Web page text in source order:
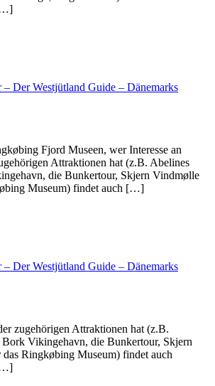
Der Westjütland Guide – Dänemarks
Fjord Museen, wer Interesse an
Attraktionen hat (z.B. Abelines
die Bunkertour, Skjern Vindmølle
Museum) findet auch […]
Der Westjütland Guide – Dänemarks
zugehörigen Attraktionen hat (z.B.
Vikingehavn, die Bunkertour, Skjern
Ringkøbing Museum) findet auch